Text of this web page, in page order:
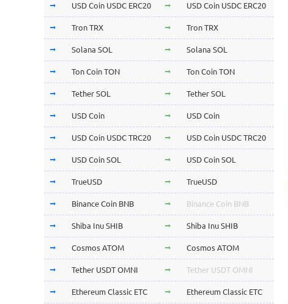
USD Coin USDC ERC20 USD Coin USDC ERC20
Tron TRX Tron TRX
Solana SOL Solana SOL
Ton Coin TON Ton Coin TON
Tether SOL Tether SOL
USD Coin USD Coin
USD Coin USDC TRC20 USD Coin USDC TRC20
USD Coin SOL USD Coin SOL
TrueUSD TrueUSD
Binance Coin BNB Binance Coin BNB
Shiba Inu SHIB Shiba Inu SHIB
Cosmos ATOM Cosmos ATOM
Tether USDT OMNI Tether USDT OMNI
Ethereum Classic ETC Ethereum Classic ETC